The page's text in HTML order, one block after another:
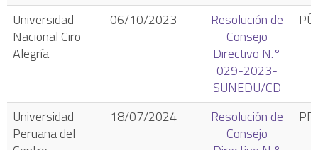
Universidad
Nacional Ciro
Alegría
06/10/2023
Resolución de
Consejo
Directivo N.°
029-2023-
SUNEDU/CD
Universidad
Peruana del
18/07/2024
Resolución de
Consejo